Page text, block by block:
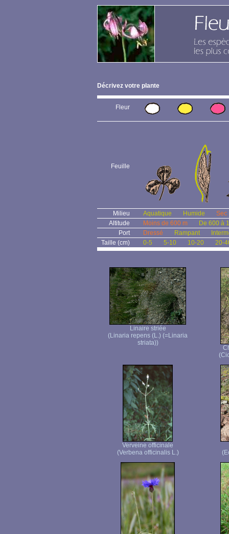
Décrivez votre plante
Fleur
Feuille
Milieu Aquatique Humide
Sec
Altitude
Moins de 600 m
De 600 à
Port
Dressé Rampant
Taille (cm)
0-5 5-10 10-20 20-
Linaire striée
(Linaria repens (L.) (=Linaria
striata))
Verveine officinale
(Verbena officinalis L.)